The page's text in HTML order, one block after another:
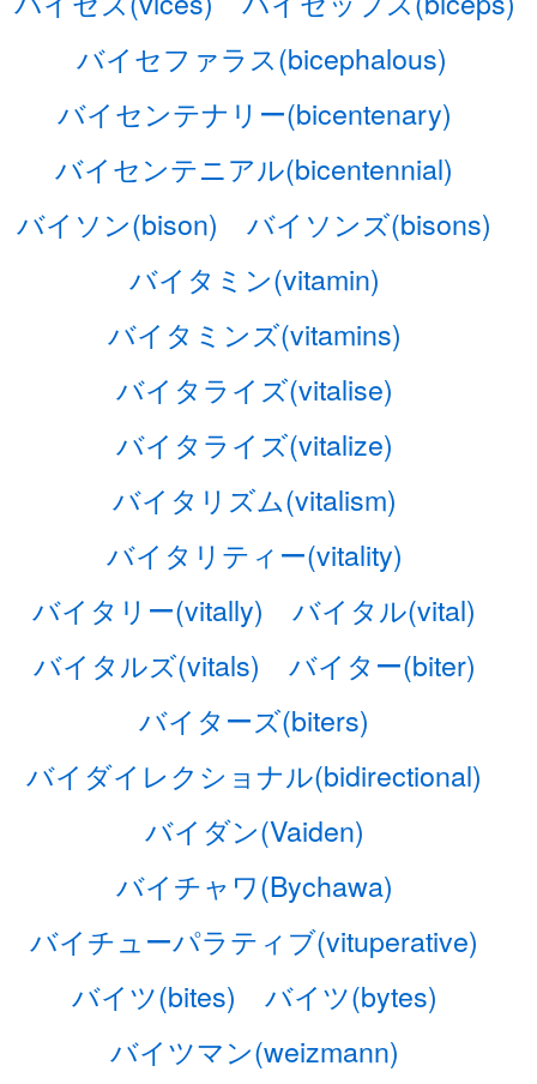
バイセファラス(bicephalous)
バイセンテナリー(bicentenary)
バイセンテニアル(bicentennial)
バイソン(bison)
バイソンズ(bisons)
バイタミン(vitamin)
バイタミンズ(vitamins)
バイタライズ(vitalise)
バイタライズ(vitalize)
バイタリズム(vitalism)
バイタリティー(vitality)
バイタリー(vitally)
バイタル(vital)
バイタルズ(vitals)
バイター(biter)
バイターズ(biters)
バイダイレクショナル(bidirectional)
バイダン(Vaiden)
バイチャワ(Bychawa)
バイチューパラティブ(vituperative)
バイツ(bites)
バイツ(bytes)
バイツマン(weizmann)